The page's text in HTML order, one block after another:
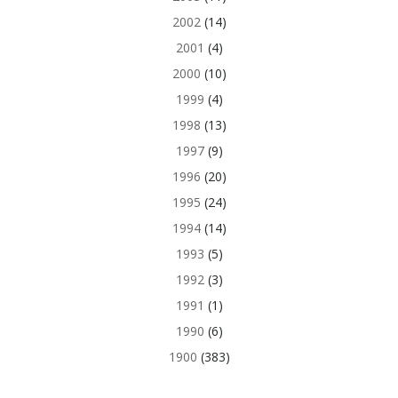
2002(14)
2001 (4)
2000 (10)
1999 (4)
1998 (13)
1997(9)
1996 (20)
1995 (24)
1994(14)
1993 (5)
1992(3)
1991 (1)
1990 (6)
1900 (383)